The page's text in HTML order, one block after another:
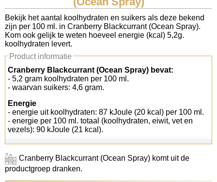
Koolhydraten tellen
Links
Bekijk het aantal koolhydraten en suikers als deze bekend
zijn per 100 ml. in Cranberry Blackcurrant (Ocean Spray).
Kom ook gelijk te weten hoeveel energie (kcal) 5,2g.
koolhydraten levert.
Product informatie
Cranberry Blackcurrant (Ocean Spray) bevat:
- 5,2 gram koolhydraten per 100 ml.
- waarvan suikers: 4,6 gram.
Energie
- energie uit koolhydraten: 87 kJoule (20 kcal) per 100 ml.
- energie per 100 ml. totaal (koolhydraten, eiwit, vet en
vezels): 90 kJoule (21 kcal).
Cranberry Blackcurrant (Ocean Spray) komt uit de
productgroep dranken.